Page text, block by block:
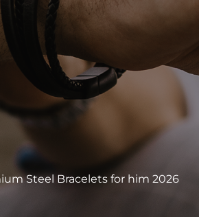
Steel Bracelets for him 2026